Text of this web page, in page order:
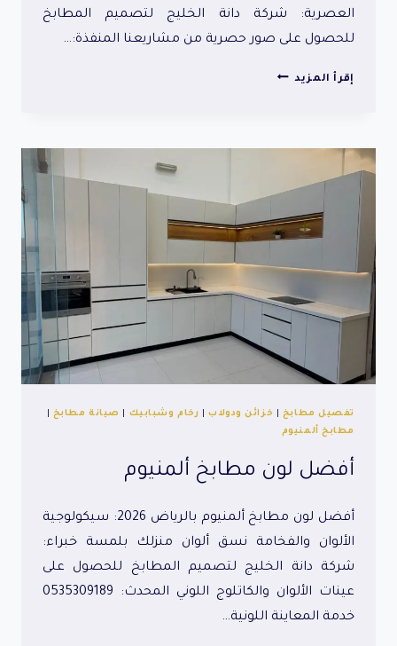
العصرية: شركة دانة الخليج لتصميم المطابخ
للحصول على صور حصرية من مشاريعنا المنفذة:…
إقرأ المزيد صور
تفصيل مطابخ خزائن ودولاب رخام وشبابيك صيانة مطابخ
مطابخ ألمنيوم
أفضل لون مطابخ ألمنيوم
أفضل لون مطابخ ألمنيوم بالرياض 2026: سيكولوجية
الألوان والفخامة نسق ألوان منزلك بلمسة خبراء:
شركة دانة الخليج لتصميم المطابخ للحصول على
عينات الألوان والكاتلوج اللوني المحدث: 0535309189
خدمة المعاينة اللونية…